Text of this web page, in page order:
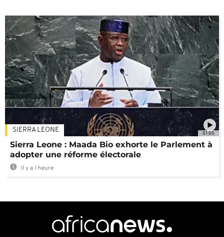
01:05
SIERRA LEONE
Sierra Leone : Maada Bio exhorte le Parlement à
adopter une réforme électorale
Il y a 1 heure